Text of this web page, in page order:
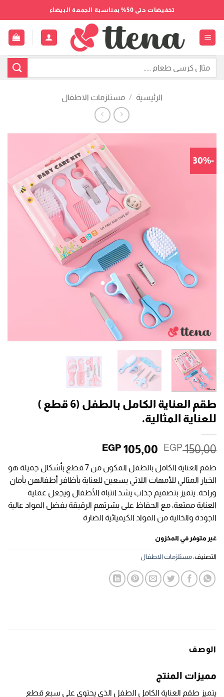
للمحتوى
تخفيضات حتى 50% بمناسبة الجمعة البيضاء
الرئيسية / مستلزمات الاطفال
-30%
طقم العناية الكامل بالطفل (6 قطع )
للعناية المثالية.
EGP150,00
السعر
هو:
EGP 150,00.
EGP105,00
هو:
EGP 105,00.
طقم العناية الكامل بالطفل المكون من 7 قطع بأشكال جميلة هو
الخيار المثالي للأمهات اللاتي يسعين للعناية بأظافر أطفالهن بأمان
وراحة. يتميز بتصميم جذاب يشد انتباه الأطفال ويجعل عملية
العناية ممتعة، مع الحفاظ على بشرتهم الرقيقة بفضل المواد عالية
الجودة والخالية من المواد الكيميائية الضارة
غير متوفر في المخزون
التصنيف:مستلزمات الاطفال
الوصف
مميزات المنتج
يتميز طقم العناية الكامل الطفل الذي يحتوي على سبع قطع